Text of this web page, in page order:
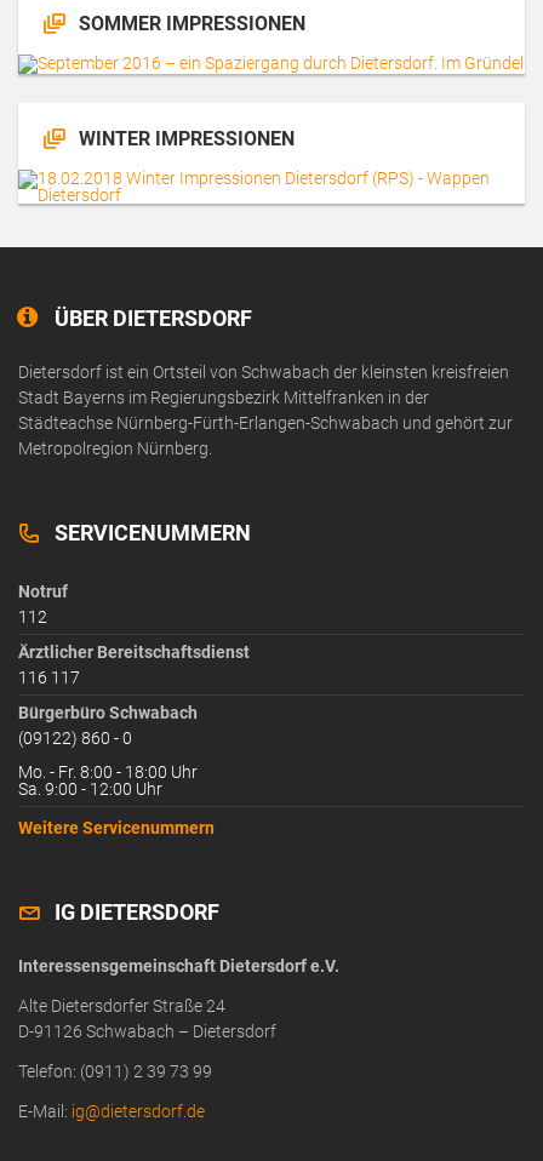
SOMMER IMPRESSIONEN
WINTER IMPRESSIONEN
ÜBER DIETERSDORF
Dietersdorf ist ein Ortsteil von Schwabach der kleinsten kreisfreien
Stadt Bayerns im Regierungsbezirk Mittelfranken in der
Städteachse Nürnberg-Fürth-Erlangen-Schwabach und gehört zur
Metropolregion Nürnberg.
SERVICENUMMERN
Notruf
112
Ärztlicher Bereitschaftsdienst
116 117
Bürgerbüro Schwabach
(09122) 860 - 0
Mo. - Fr. 8:00 - 18:00 Uhr
Sa. 9:00 - 12:00 Uhr
Weitere Servicenummern
IG DIETERSDORF
Interessensgemeinschaft Dietersdorf e.V.
Alte Dietersdorfer Straße 24
D-91126 Schwabach – Dietersdorf
Telefon: (0911) 2 39 73 99
E-Mail: ig@dietersdorf.de